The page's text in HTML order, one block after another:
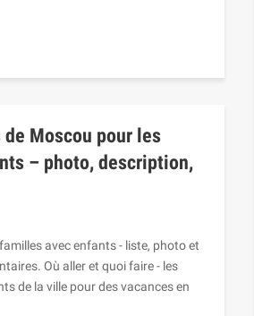
Moscou pour les
– photo, description,
avec enfants - liste, photo et
Où aller et quoi faire - les
de la ville pour des vacances en